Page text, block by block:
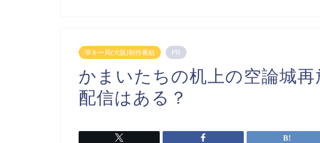
準キー局(大阪)制作番組 PR
かまいたちの机上の空論城
配信はある？